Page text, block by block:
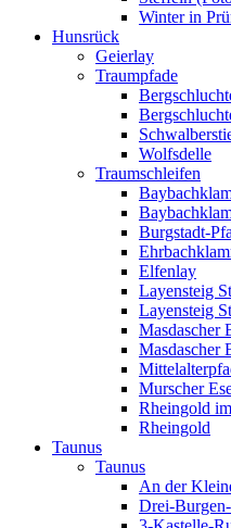
Winter in
Hunsrück
Geierlay
Traumpfade
Wolfsdelle
Traumschleifen
Burgstadt-
Elfenlay
Layensteig
Layensteig
Masdascher
Masdascher
Murscher
Rheingold
Rheingold
Taunus
Taunus
An der
Drei-